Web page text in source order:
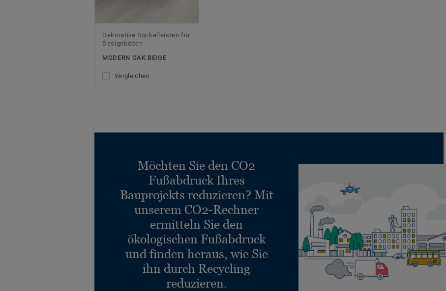
Dekorative Sockelleisten für
Designböden
MODERN OAK BEIGE
Vergleichen
Möchten Sie den CO2
Fußabdruck Ihres
Bauprojekts reduzieren? Mit
unserem CO2-Rechner
ermitteln Sie den
ökologischen Fußabdruck
und finden heraus, wie Sie
ihn durch Recycling
reduzieren.